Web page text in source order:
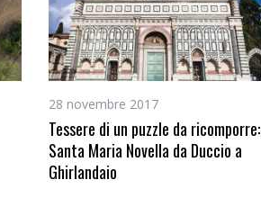
28 novembre 2017
Tessere di un puzzle da ricomporre:
Santa Maria Novella da Duccio a
Ghirlandaio